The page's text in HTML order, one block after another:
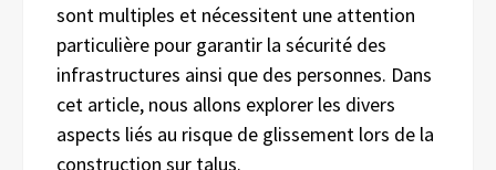
sont multiples et nécessitent une attention
particulière pour garantir la sécurité des
infrastructures ainsi que des personnes. Dans
cet article, nous allons explorer les divers
aspects liés au risque de glissement lors de la
construction sur talus.